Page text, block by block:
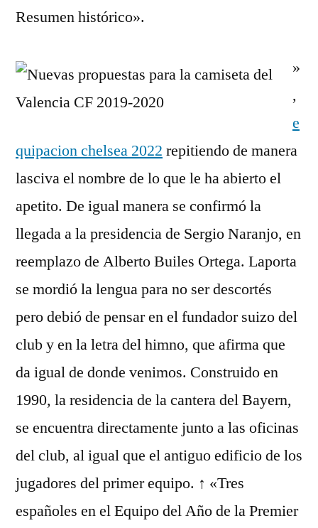
Resumen histórico».
»
,
e
quipacion chelsea 2022 repitiendo de manera
lasciva el nombre de lo que le ha abierto el
apetito. De igual manera se confirmó la
llegada a la presidencia de Sergio Naranjo, en
reemplazo de Alberto Builes Ortega. Laporta
se mordió la lengua para no ser descortés
pero debió de pensar en el fundador suizo del
club y en la letra del himno, que afirma que
da igual de donde venimos. Construido en
1990, la residencia de la cantera del Bayern,
se encuentra directamente junto a las oficinas
del club, al igual que el antiguo edificio de los
jugadores del primer equipo. ↑ «Tres
españoles en el Equipo del Año de la Premier